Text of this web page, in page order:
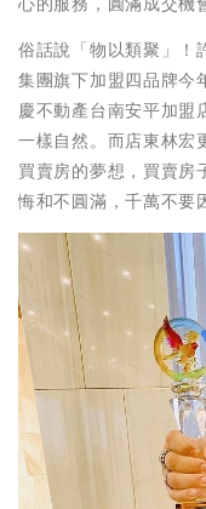
俗話說「物以類聚」！
集團旗下加盟四品牌今
慶不動產台南安平加盟
一樣自然。而店東林宏
買賣房的夢想，買賣房
悔和不圓滿，千萬不要